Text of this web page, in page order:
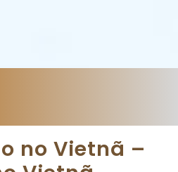
no Vietnã –